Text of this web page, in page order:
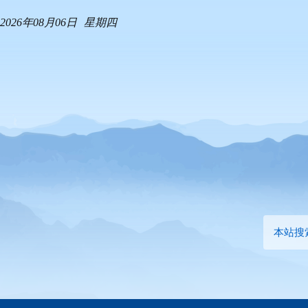
2026年08月06日 星期四
本站搜